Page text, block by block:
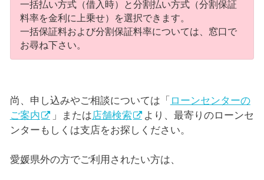
一括払い方式（借入時）と分割払い方式（分割保証
料率を金利に上乗せ）を選択できます。
一括保証料および分割保証料率については、窓口で
お尋ね下さい。
尚、申し込みやご相談については「 ローンセンターの
ご案内
」または店舗検索
より、最寄りのローンセ
ンターもしくは支店をお探しください。
愛媛県外の方でご利用されたい方は、